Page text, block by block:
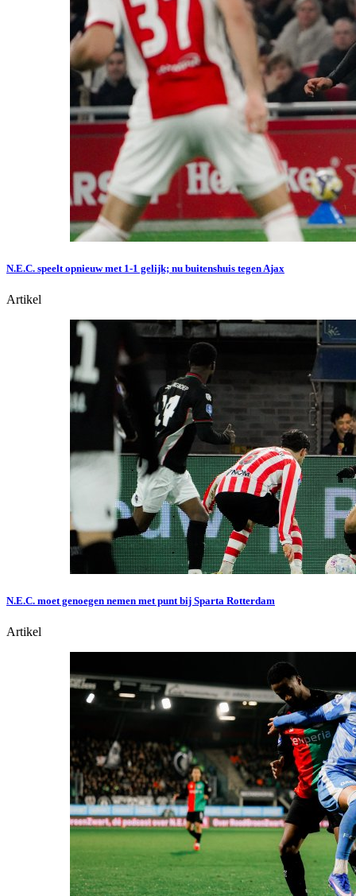
N.E.C. speelt opnieuw met 1-1 gelijk; nu buitenshuis tegen Ajax
Artikel
N.E.C. moet genoegen nemen met punt bij Sparta Rotterdam
Artikel